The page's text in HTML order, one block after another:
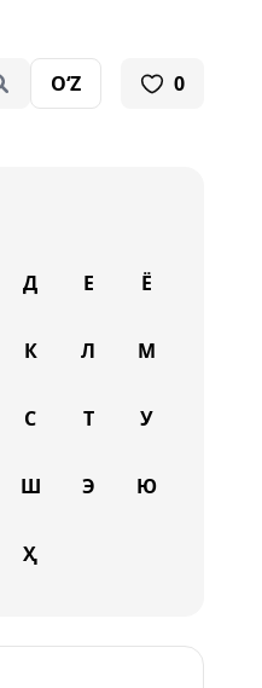
O‘Z 0
Д Е Ё
К Л М
С Т У
Ш Э Ю
Ҳ